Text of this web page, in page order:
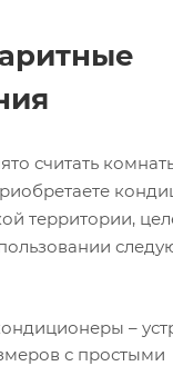
считать
территории,
–
с простыми